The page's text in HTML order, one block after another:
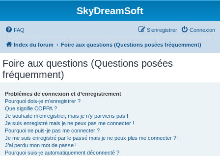
SkyDreamSoft
FAQ Connexion
S’enregistrer
Index du forum Foire aux questions (Questions posées fréquemment)
Foire aux questions (Questions posées
fréquemment)
Problèmes de connexion et d’enregistrement
Pourquoi dois-je m’enregistrer ?
Que signifie COPPA ?
Je souhaite m’enregistrer, mais je n’y parviens pas !
Je suis enregistré mais je ne peux pas me connecter !
Pourquoi ne puis-je pas me connecter ?
Je me suis enregistré par le passé mais je ne peux plus me connecter ?!
J’ai perdu mon mot de passe !
Pourquoi suis-je automatiquement déconnecté ?